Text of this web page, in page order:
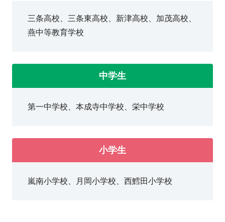
三条高校、三条東高校、新津高校、加茂高校、
燕中等教育学校
中学生
第一中学校、本成寺中学校、栄中学校
小学生
嵐南小学校、月岡小学校、西鱈田小学校